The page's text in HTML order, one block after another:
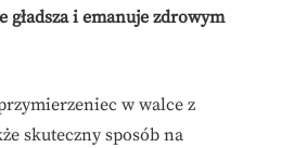
gładsza i emanuje zdrowym
w walce z
skuteczny sposób na